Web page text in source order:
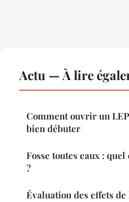
Actu — À lire
Comment ouvrir un
bien débuter
Fosse toutes eaux :
?
Évaluation des effets